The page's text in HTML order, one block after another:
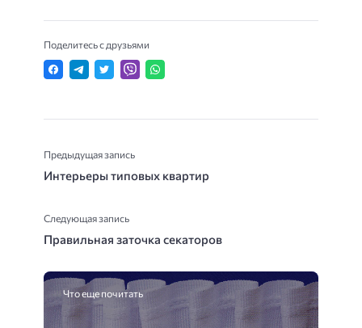
Поделитесь с друзьями
Предыдущая запись
Интерьеры типовых квартир
Следующая запись
Правильная заточка секаторов
Что еще почитать